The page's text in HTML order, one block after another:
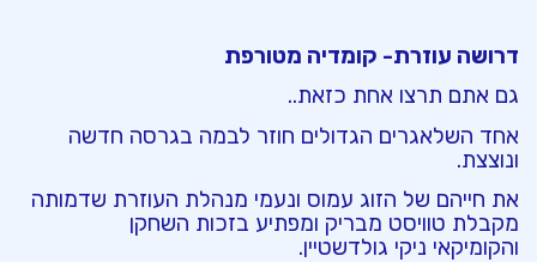
דרושה עוזרת- קומדיה מטורפת
גם אתם תרצו אחת כזאת..
אחד השלאגרים הגדולים חוזר לבמה בגרסה חדשה
ונוצצת.
את חייהם של הזוג עמוס ונעמי מנהלת העוזרת שדמותה
מקבלת טוויסט מבריק ומפתיע בזכות השחקן
והקומיקאי ניקי גולדשטיין.